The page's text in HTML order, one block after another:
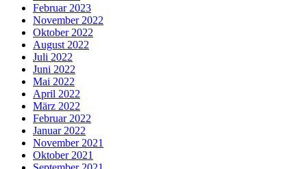
Februar 2023
November 2022
Oktober 2022
August 2022
Juli 2022
Juni 2022
Mai 2022
April 2022
März 2022
Februar 2022
Januar 2022
November 2021
Oktober 2021